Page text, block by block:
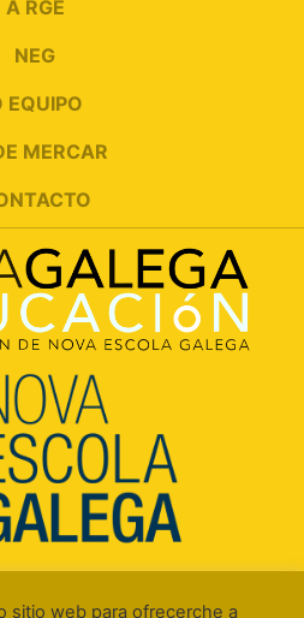
A RGE
NEG
EQUIPO
MERCAR
Compostela (A Coruña)
sitio web para ofrecerche a